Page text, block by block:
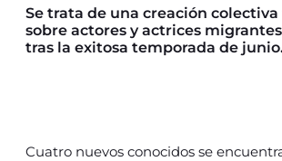
Se trata de una creación
sobre actores y actrices
tras la exitosa temporada de
Cuatro nuevos conocidos se